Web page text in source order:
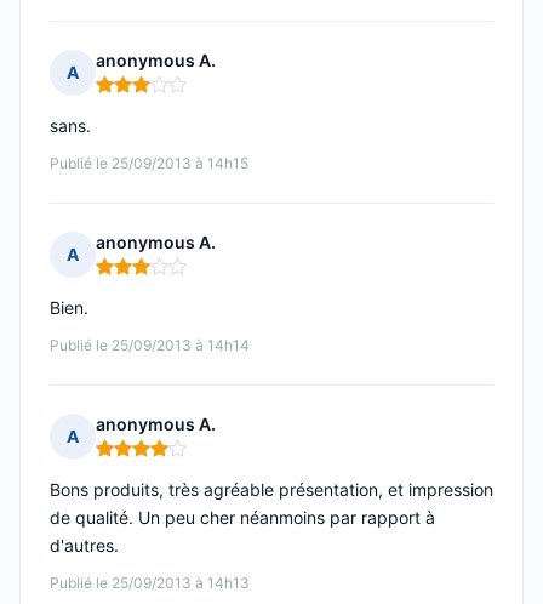
A
anonymous A.
Note : 3 sur 5
Publié le 25/09/2013 à 14h15
sans.
A
anonymous A.
Note : 3 sur 5
Publié le 25/09/2013 à 14h14
Bien.
A
anonymous A.
Note : 4 sur 5
Publié le 25/09/2013 à 14h13
Bons produits, très agréable présentation, et impression
de qualité. Un peu cher néanmoins par rapport à
d'autres.